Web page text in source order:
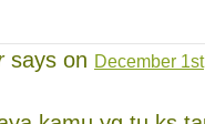
says on December